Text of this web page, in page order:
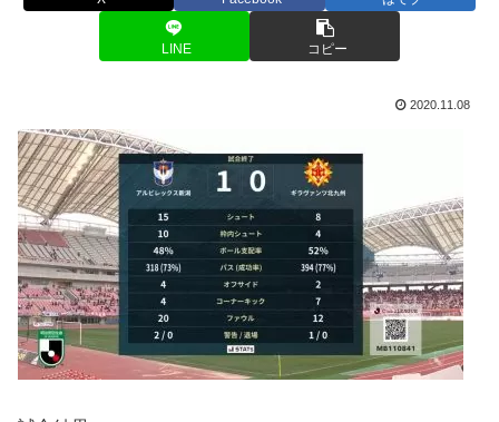
LINE コピー
2020.11.08